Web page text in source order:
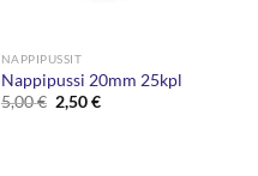
NAPPIPUSSIT
Nappipussi 20mm 25kpl
5,00€ Alkuperäinen
hinta
2,50€Nykyinen